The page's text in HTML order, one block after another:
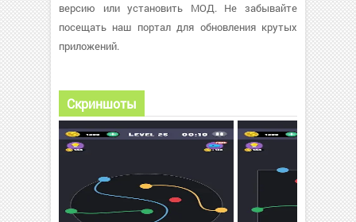
версию или установить МОД. Не забывайте
посещать наш портал для обновления крутых
приложений.
Скриншоты